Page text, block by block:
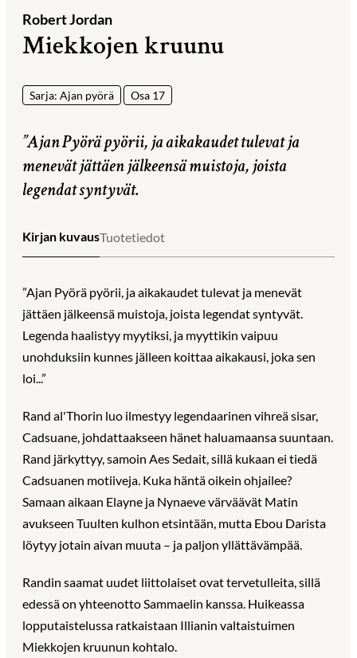
Robert Jordan
Miekkojen kruunu
Sarja: Ajan pyörä Osa 17
”Ajan Pyörä pyörii, ja aikakaudet tulevat ja
menevät jättäen jälkeensä muistoja, joista
legendat syntyvät.
Kirjan kuvausTuotetiedot
”Ajan Pyörä pyörii, ja aikakaudet tulevat ja menevät
jättäen jälkeensä muistoja, joista legendat syntyvät.
Legenda haalistyy myytiksi, ja myyttikin vaipuu
unohduksiin kunnes jälleen koittaa aikakausi, joka sen
loi...”
Rand al'Thorin luo ilmestyy legendaarinen vihreä sisar,
Cadsuane, johdattaakseen hänet haluamaansa suuntaan.
Rand järkyttyy, samoin Aes Sedait, sillä kukaan ei tiedä
Cadsuanen motiiveja. Kuka häntä oikein ohjailee?
Samaan aikaan Elayne ja Nynaeve värväävät Matin
avukseen Tuulten kulhon etsintään, mutta Ebou Darista
löytyy jotain aivan muuta – ja paljon yllättävämpää.
Randin saamat uudet liittolaiset ovat tervetulleita, sillä
edessä on yhteenotto Sammaelin kanssa. Huikeassa
lopputaistelussa ratkaistaan Illianin valtaistuimen
Miekkojen kruunun kohtalo.